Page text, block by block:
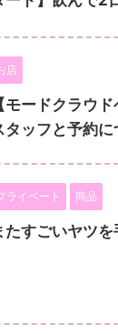
店
【モードクラウ
タッフと予約に
ライベート 商品
たすごいヤツ